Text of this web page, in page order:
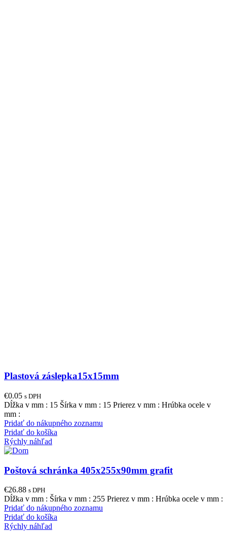
Plastová záslepka15x15mm
€0.05 s DPH
Dĺžka v mm : 15 Šírka v mm : 15 Prierez v mm : Hrúbka ocele v
mm :
Pridať do nákupného zoznamu
Pridať do košíka
Rýchly náhľad
Poštová schránka 405x255x90mm grafit
€26.88 s DPH
Dĺžka v mm : Šírka v mm : 255 Prierez v mm : Hrúbka ocele v mm :
Pridať do nákupného zoznamu
Pridať do košíka
Rýchly náhľad